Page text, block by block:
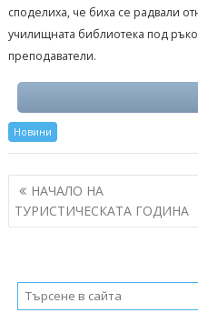
споделиха, че биха се радвали
училищната библиотека под
преподаватели.
Новини
Post
navigation
НАЧАЛО НА
ТУРИСТИЧЕСКАТА ГОДИНА